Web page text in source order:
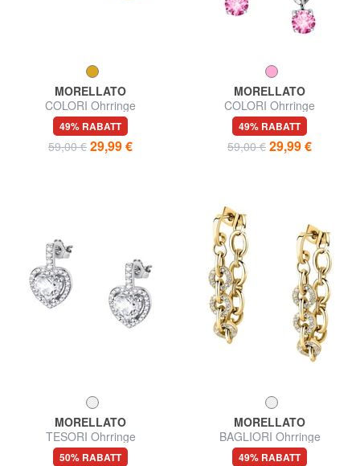
MORELLATO
COLORI Ohrringe
49% RABATT
59,00 € 29,99 €
MORELLATO
COLORI Ohrringe
49% RABATT
59,00 € 29,99 €
MORELLATO
TESORI Ohrringe
50% RABATT
MORELLATO
BAGLIORI Ohrringe
49% RABATT